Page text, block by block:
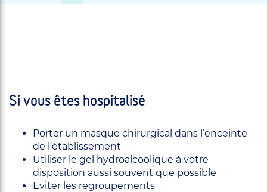
Si vous êtes hospitalisé
Porter un masque chirurgical dans l’enceinte
de l’établissement
Utiliser le gel hydroalcoolique à votre
disposition aussi souvent que possible
Eviter les regroupements